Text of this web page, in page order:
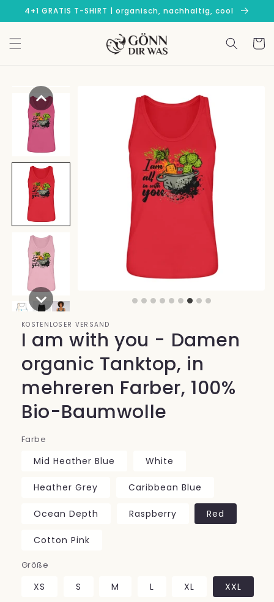
zum
Inhalt
4+1 GRATIS T-SHIRT | organisch, nachhaltig, cool
KOSTENLOSER VERSAND
I am with you - Damen
organic Tanktop, in
mehreren Farber, 100%
Bio-Baumwolle
Farbe
Mid Heather Blue White
Heather Grey Caribbean Blue
Ocean Depth Raspberry Red
Cotton Pink
Größe
XS S M L XL XXL